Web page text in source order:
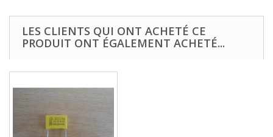
LES CLIENTS QUI ONT ACHETÉ CE
PRODUIT ONT ÉGALEMENT ACHETÉ...